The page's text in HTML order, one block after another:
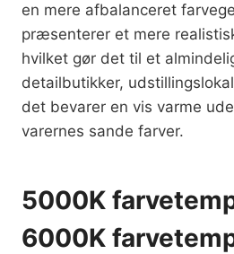
en mere afbalanceret
præsenterer et mere
hvilket gør det til et
detailbutikker,
det bevarer en vis varme
varernes sande farver.
5000K
6000K